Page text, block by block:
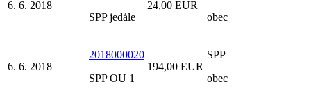
6. 6. 2018
SPP jedále
24,00 EUR
obec
6. 6. 2018
2018000020
SPP OU 1
194,00 EUR
SPP
obec